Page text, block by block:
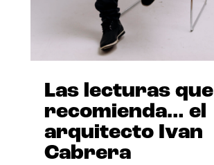
Las lecturas que
recomienda… el
arquitecto Ivan
Cabrera